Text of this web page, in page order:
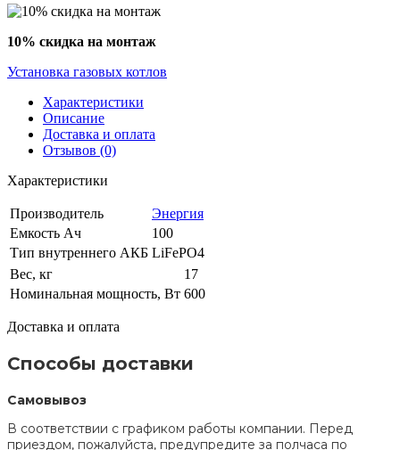
10% скидка на монтаж
Установка газовых котлов
Характеристики
Описание
Доставка и оплата
Отзывов (0)
Характеристики
Производитель
Энергия
Емкость Ач
100
Тип внутреннего АКБ LiFePO4
Вес, кг
17
Номинальная мощность, Вт 600
Доставка и оплата
Способы доставки
Самовывоз
В соответствии с графиком работы компании. Перед
приездом, пожалуйста, предупредите за полчаса по